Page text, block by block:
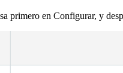
primero en Configurar, y